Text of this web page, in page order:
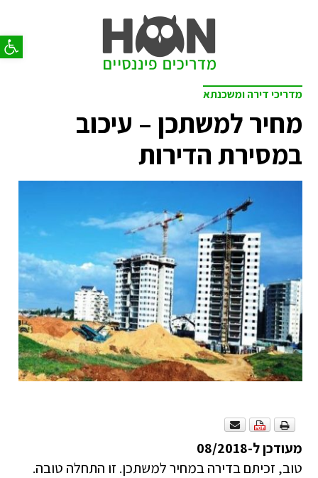
פתח
מדריכי דירה ומשכנתא
מחיר למשתכן – עיכוב
במסירת הדירות
מעודכן ל-08/2018
טוב, זכיתם בדירה במחיר למשתכן. זו התחלה טובה.